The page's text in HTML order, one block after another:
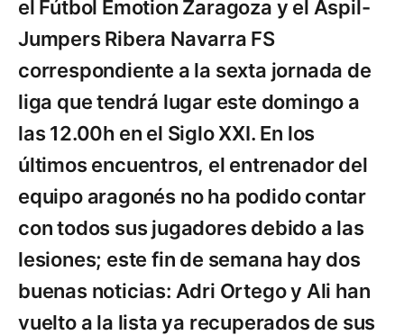
el Fútbol Emotion Zaragoza y el Aspil-
Jumpers Ribera Navarra FS
correspondiente a la sexta jornada de
liga que tendrá lugar este domingo a
las 12.00h en el Siglo XXI. En los
últimos encuentros, el entrenador del
equipo aragonés no ha podido contar
con todos sus jugadores debido a las
lesiones; este fin de semana hay dos
buenas noticias: Adri Ortego y Ali han
vuelto a la lista ya recuperados de sus